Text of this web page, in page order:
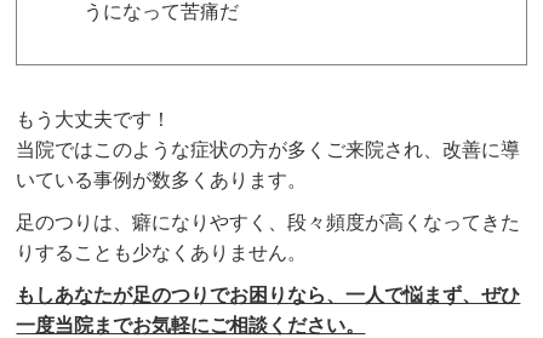
うになって苦痛だ
もう大丈夫です！
当院ではこのような症状の方が多くご来院され、改善に導
いている事例が数多くあります。
足のつりは、癖になりやすく、段々頻度が高くなってきた
りすることも少なくありません。
もしあなたが足のつりでお困りなら、一人で悩まず、ぜひ
一度当院までお気軽にご相談ください。